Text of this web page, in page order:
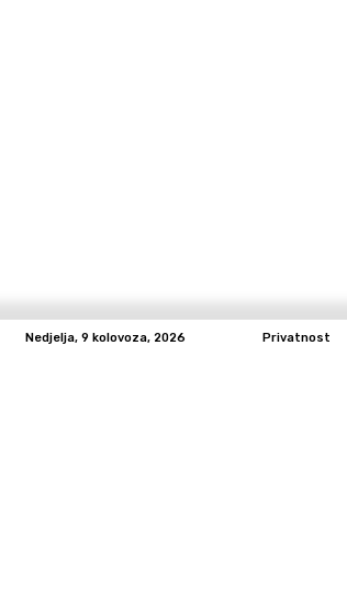
Nedjelja, 9 kolovoza, 2026 Privatnost